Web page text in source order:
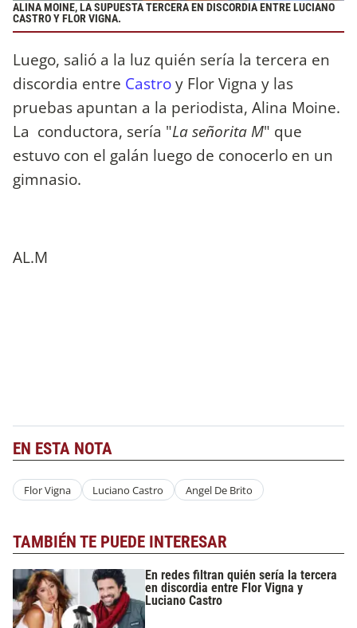
ALINA MOINE, LA SUPUESTA TERCERA EN DISCORDIA ENTRE LUCIANO
CASTRO Y FLOR VIGNA.
Luego, salió a la luz quién sería la tercera en
discordia entre Castroy Flor Vigna y las
pruebas apuntan a la periodista, Alina Moine.
La conductora, sería "La señorita M" que
estuvo con el galán luego de conocerlo en un
gimnasio.
AL.M
EN ESTA NOTA
Flor Vigna Luciano Castro Angel De Brito
TAMBIÉN TE PUEDE INTERESAR
En redes filtran quién sería la tercera
en discordia entre Flor Vigna y
Luciano Castro